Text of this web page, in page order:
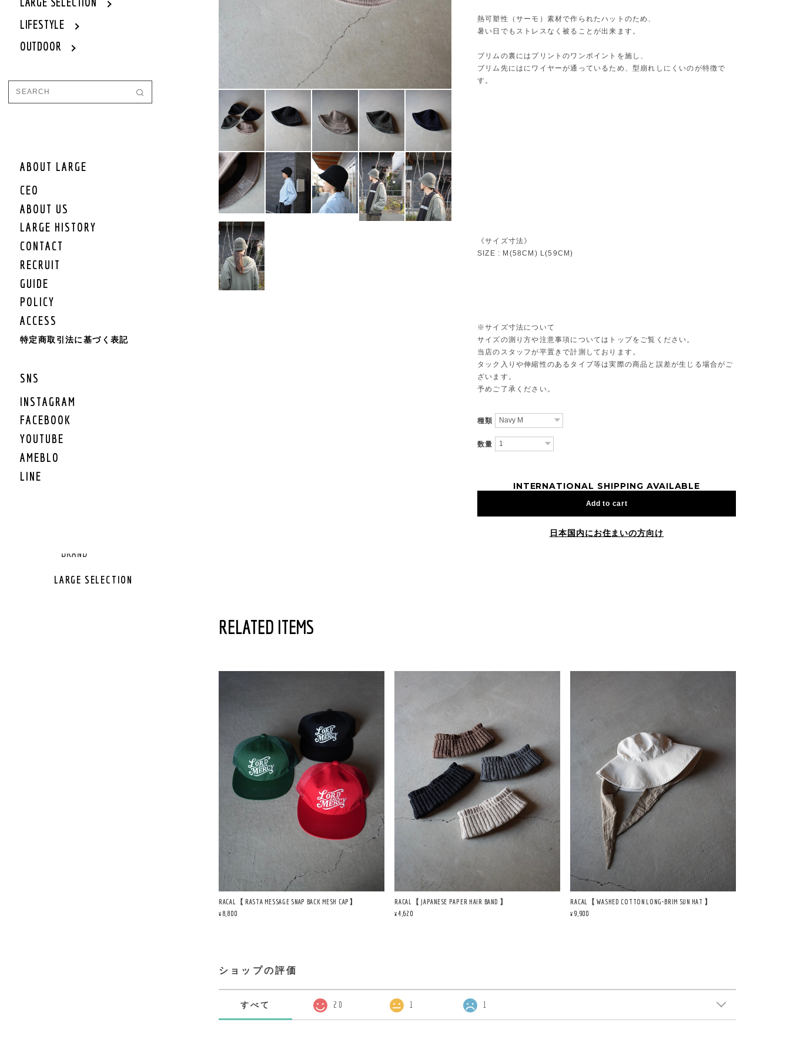
熱可塑性（サーモ）素材で作られたハットのため、
暑い日でもストレスなく被ることが出来ます。
ブリムの裏にはプリントのワンポイントを施し、
ブリム先にはにワイヤーが通っているため、型崩れしにくいのが特徴で
す。
《サイズ寸法》
SIZE : M(58CM) L(59CM)
※サイズ寸法について
サイズの測り方や注意事項についてはトップをご覧ください。
当店のスタッフが平置きで計測しております。
タック入りや伸縮性のあるタイプ等は実際の商品と誤差が生じる場合がご
ざいます。
予めご了承ください。
種類
数量
INTERNATIONAL SHIPPING AVAILABLE
Add to cart
日本国内にお住まいの方向け
RELATED ITEMS
RACAL【 RASTA MESSAGE SNAP BACK MESH CAP】
¥8,800
RACAL【 JAPANESE PAPER HAIR BAND 】
¥4,620
RACAL【 WASHED COTTON LONG-BRIM SUN HAT 】
¥9,900
ショップの評価
すべて 20 1 1
WOMEN TOPS
WOMEN ONE PIECE
WOMEN CAP/HAT
WOMEN SHOES
WOMEN OTHER
WOMEN BRAND
KIDS OUTER
KIDS TOPS
KIDS BOTTOMS
KIDS CAP/HAT
KIDS BAG
KIDS ACCESSORY
KIDS GOODS
KIDS ROMPERS
KIDS BRAND
LIFESTYLE
GEAR TARP/TENT
GEAR MAT
GEAR BRAND
LARGE SELECTION
LIFESTYLE
OUTDOOR
ABOUT LARGE
CEO
ABOUT US
LARGE HISTORY
CONTACT
RECRUIT
GUIDE
POLICY
ACCESS
特定商取引法に基づく表記
SNS
INSTAGRAM
FACEBOOK
YOUTUBE
AMEBLO
LINE